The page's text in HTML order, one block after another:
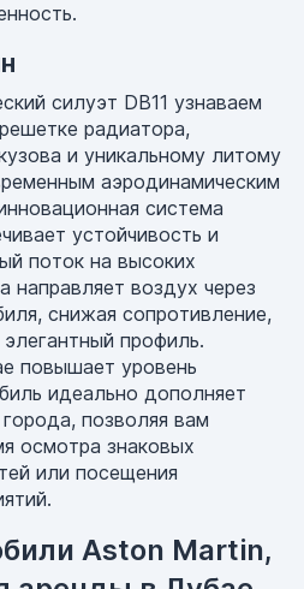
силуэт DB11 узнаваем
радиатора,
и уникальному литому
аэродинамическим
система
устойчивость и
поток на высоких
направляет воздух через
снижая сопротивление,
профиль.
повышает уровень
идеально дополняет
позволяя вам
осмотра знаковых
или посещения
Aston Martin,